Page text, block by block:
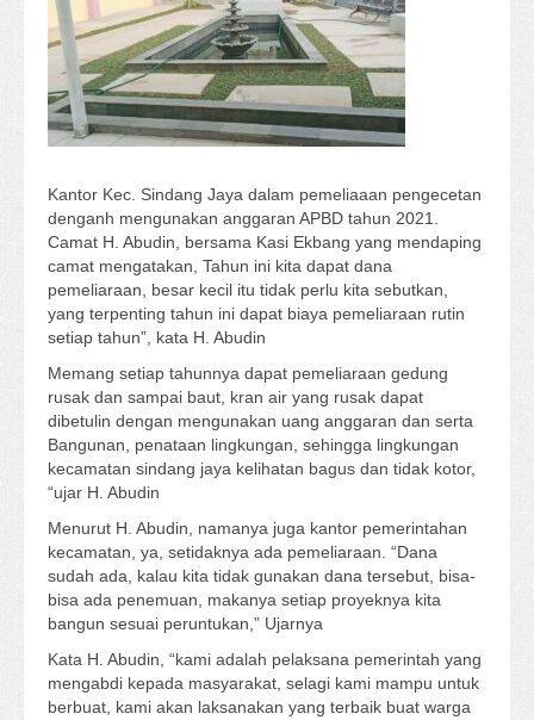
Kantor Kec. Sindang Jaya dalam pemeliaaan pengecetan
denganh mengunakan anggaran APBD tahun 2021.
Camat H. Abudin, bersama Kasi Ekbang yang mendaping
camat mengatakan, Tahun ini kita dapat dana
pemeliaraan, besar kecil itu tidak perlu kita sebutkan,
yang terpenting tahun ini dapat biaya pemeliaraan rutin
setiap tahun”, kata H. Abudin
Memang setiap tahunnya dapat pemeliaraan gedung
rusak dan sampai baut, kran air yang rusak dapat
dibetulin dengan mengunakan uang anggaran dan serta
Bangunan, penataan lingkungan, sehingga lingkungan
kecamatan sindang jaya kelihatan bagus dan tidak kotor,
“ujar H. Abudin
Menurut H. Abudin, namanya juga kantor pemerintahan
kecamatan, ya, setidaknya ada pemeliaraan. “Dana
sudah ada, kalau kita tidak gunakan dana tersebut, bisa-
bisa ada penemuan, makanya setiap proyeknya kita
bangun sesuai peruntukan,” Ujarnya
Kata H. Abudin, “kami adalah pelaksana pemerintah yang
mengabdi kepada masyarakat, selagi kami mampu untuk
berbuat, kami akan laksanakan yang terbaik buat warga